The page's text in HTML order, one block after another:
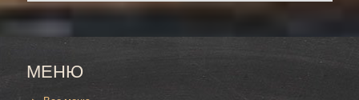
Клиенты давно уже оценили вкус и качество
наших блюд, так как каждый заказ мы
выполняем с заботой о вас и вашем здоровье.
МЕНЮ